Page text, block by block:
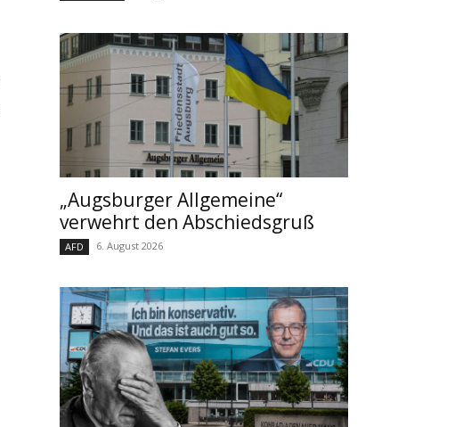
„Augsburger Allgemeine“
verwehrt den Abschiedsgruß
AFD 6. August 2026